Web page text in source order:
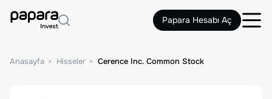
Papara Hesabı Aç
Anasayfa Hisseler Cerence Inc. Common Stock